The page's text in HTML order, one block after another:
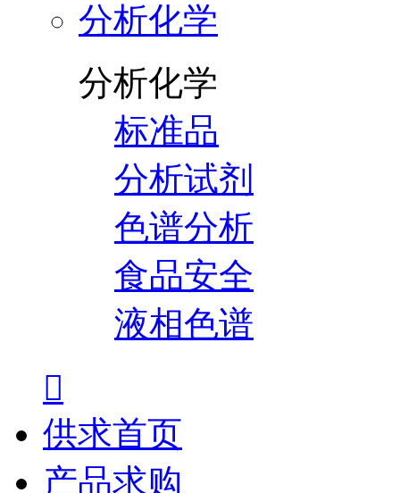
分析化学
分析化学
标准品
分析试剂
色谱分析
食品安全
液相色谱

供求首页
产品求购